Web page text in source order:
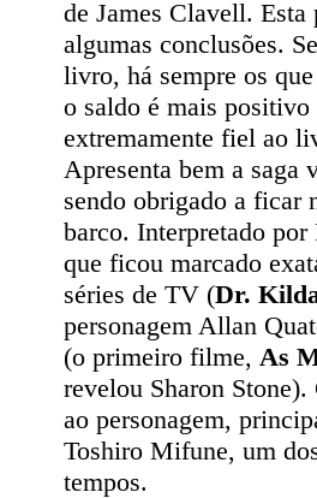
de James Clavell.
algumas conclusões.
livro, há sempre os
o saldo é mais
extremamente fiel ao
Apresenta bem a saga
sendo obrigado a ficar
barco. Interpretado
que ficou marcado
séries de TV (Dr.
personagem Allan
(o primeiro filme, As
revelou Sharon
ao personagem,
Toshiro Mifune, um
tempos.